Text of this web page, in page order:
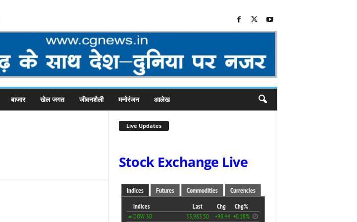
बाजार खेल जगत जीवनशैली मनोरंजन आलेख
Live Updates
Stock Exchange Live